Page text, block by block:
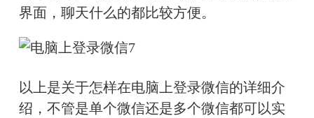
界面，聊天什么的都比较方便。
以上是关于怎样在电脑上登录微信的详细介
绍，不管是单个微信还是多个微信都可以实